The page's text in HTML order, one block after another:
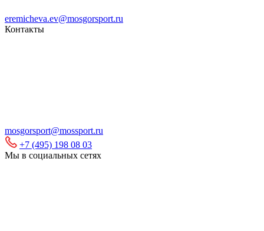
eremicheva.ev@mosgorsport.ru
Контакты
mosgorsport@mossport.ru
+7 (495) 198 08 03
Мы в социальных сетях